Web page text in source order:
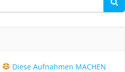
Diese Aufnahmen MACHEN